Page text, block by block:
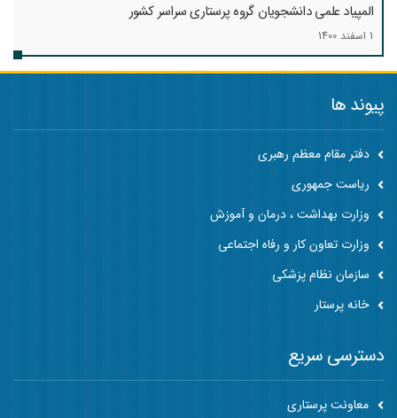
المپیاد علمی دانشجویان گروه پرستاری سراسر کشور
1 اسفند 1400
پیوند ها
دفتر مقام معظم رهبری
ریاست جمهوری
وزارت بهداشت ، درمان و آموزش
وزارت تعاون کار و رفاه اجتماعی
سازمان نظام پزشکی
خانه پرستار
دسترسی سریع
معاونت پرستاری